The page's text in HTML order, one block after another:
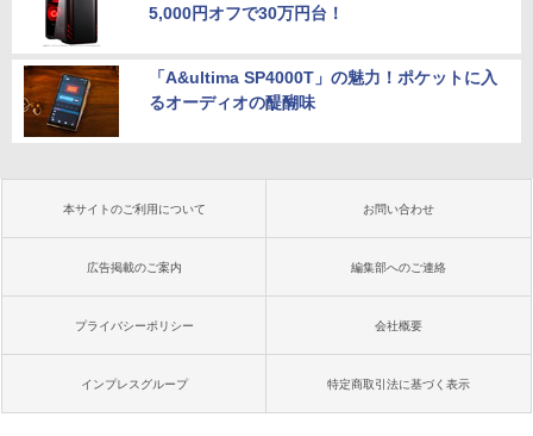
5,000円オフで30万円台！
「A&ultima SP4000T」の魅力！ポケットに入
るオーディオの醍醐味
本サイトのご利用について お問い合わせ
広告掲載のご案内 編集部へのご連絡
プライバシーポリシー 会社概要
インプレスグループ 特定商取引法に基づく表示